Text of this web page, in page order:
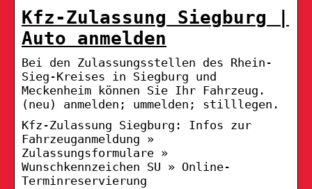
Kfz-Zulassung Siegburg |
Auto anmelden
Bei den Zulassungsstellen des Rhein-
Sieg-Kreises in Siegburg und
Meckenheim können Sie Ihr Fahrzeug.
(neu) anmelden; ummelden; stilllegen.
Kfz-Zulassung Siegburg: Infos zur
Fahrzeuganmeldung »
Zulassungsformulare »
Wunschkennzeichen SU » Online-
Terminreservierung